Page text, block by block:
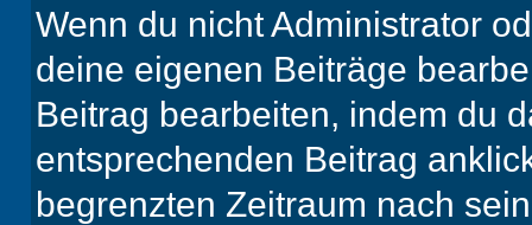
Wenn du nicht Administrator
deine eigenen Beiträge
Beitrag bearbeiten, indem du
entsprechenden Beitrag
begrenzten Zeitraum nach